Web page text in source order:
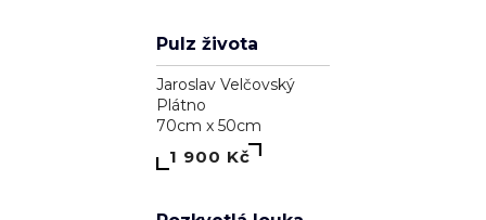
Zjavenie archanjela
Pavol Tarasovič
Dřevo
17cm x 35cm